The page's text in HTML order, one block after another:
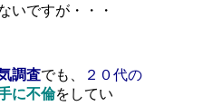
いですが・・・
調査でも、
２０代の
に不倫をしてい